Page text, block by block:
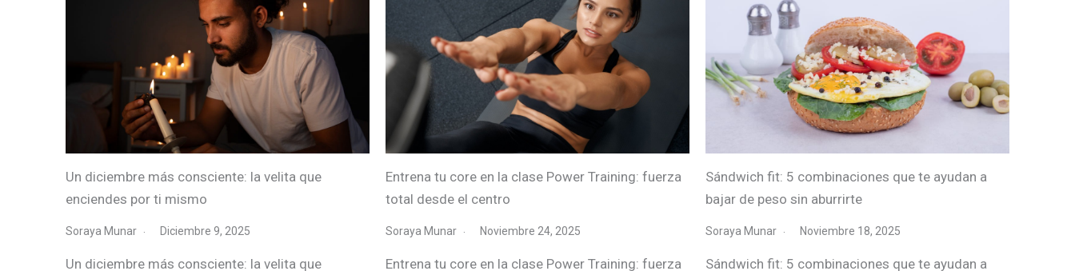
Un diciembre más consciente: la velita que
enciendes por ti mismo
Soraya Munar Diciembre 9, 2025
Un diciembre más consciente: la velita que
Entrena tu core en la clase Power Training: fuerza
total desde el centro
Soraya Munar Noviembre 24, 2025
Entrena tu core en la clase Power Training: fuerza
Sándwich fit: 5 combinaciones que te ayudan a
bajar de peso sin aburrirte
Soraya Munar Noviembre 18, 2025
Sándwich fit: 5 combinaciones que te ayudan a